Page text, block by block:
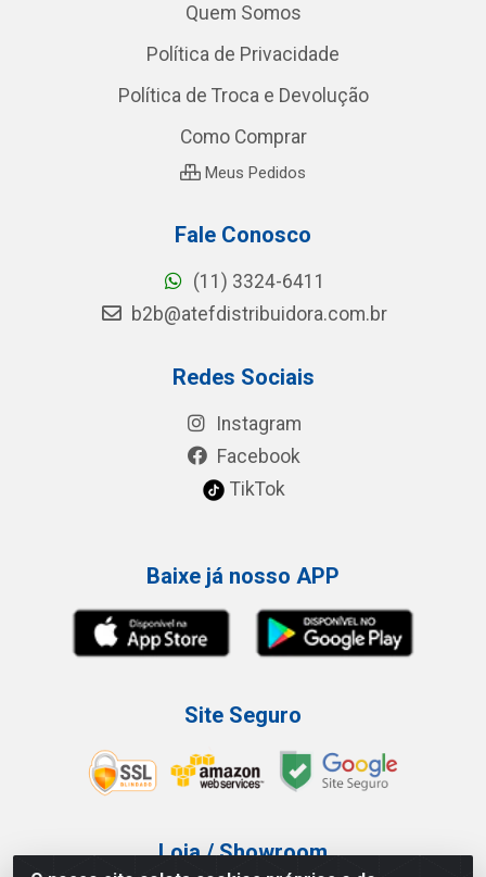
Quem Somos
Política de Privacidade
Política de Troca e Devolução
Como Comprar
Meus Pedidos
Fale Conosco
(11) 3324-6411
b2b@atefdistribuidora.com.br
Redes Sociais
Instagram
Facebook
TikTok
Baixe já nosso APP
Site Seguro
Loja / Showroom